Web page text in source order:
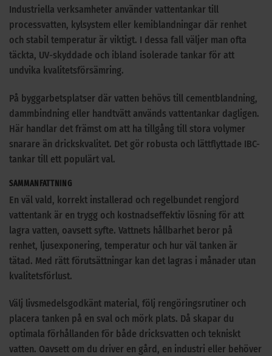
Industriella verksamheter använder vattentankar till
processvatten, kylsystem eller kemiblandningar där renhet
och stabil temperatur är viktigt. I dessa fall väljer man ofta
täckta, UV-skyddade och ibland isolerade tankar för att
undvika kvalitetsförsämring.
På byggarbetsplatser där vatten behövs till cementblandning,
dammbindning eller handtvätt används vattentankar dagligen.
Här handlar det främst om att ha tillgång till stora volymer
snarare än drickskvalitet. Det gör robusta och lättflyttade IBC-
tankar till ett populärt val.
SAMMANFATTNING
En väl vald, korrekt installerad och regelbundet rengjord
vattentank är en trygg och kostnadseffektiv lösning för att
lagra vatten, oavsett syfte. Vattnets hållbarhet beror på
renhet, ljusexponering, temperatur och hur väl tanken är
tätad. Med rätt förutsättningar kan det lagras i månader utan
kvalitetsförlust.
Välj livsmedelsgodkänt material, följ rengöringsrutiner och
placera tanken på en sval och mörk plats. Då skapar du
optimala förhållanden för både dricksvatten och tekniskt
vatten. Oavsett om du driver en gård, en industri eller behöver